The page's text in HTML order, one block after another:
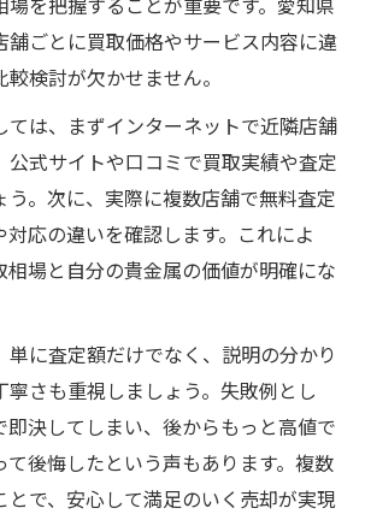
舗ごとに買取価格やサービス内容に違
検討が欠かせません。
ては、まずインターネットで近隣店舗
公式サイトや口コミで買取実績や査定
う。次に、実際に複数店舗で無料査定
対応の違いを確認します。これによ
相場と自分の貴金属の価値が明確にな
単に査定額だけでなく、説明の分かり
寧さも重視しましょう。失敗例とし
即決してしまい、後からもっと高値で
て後悔したという声もあります。複数
とで、安心して満足のいく売却が実現